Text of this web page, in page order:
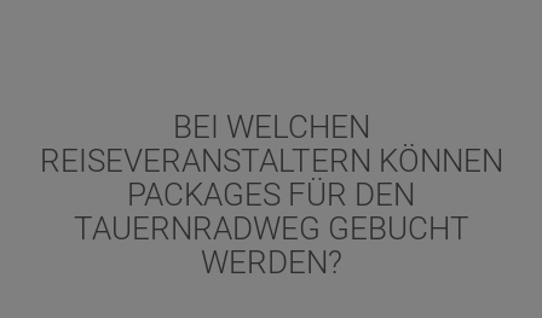
BEI WELCHEN
REISEVERANSTALTERN KÖNNEN
PACKAGES FÜR DEN
TAUERNRADWEG GEBUCHT
WERDEN?